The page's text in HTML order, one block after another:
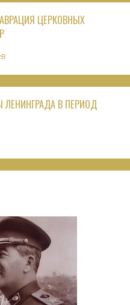
ЦЕРКОВНЫХ
ЛЕНИНГРАДА В ПЕРИОД